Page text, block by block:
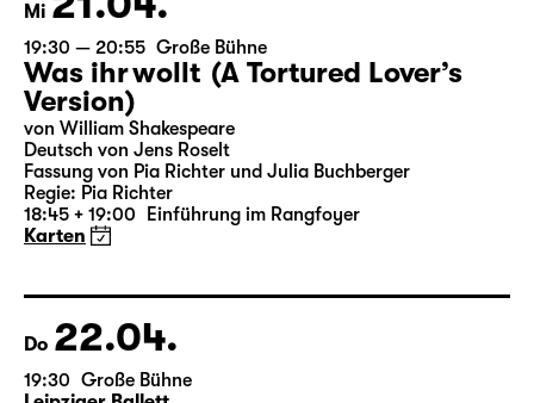
Mi 21.04.
19:30 — 20:55 Große Bühne
Was ihr wollt (A Tortured Lover’s
Version)
von William Shakespeare
Deutsch von Jens Roselt
18:45 + 19:00 Einführung im Rangfoyer
Karten